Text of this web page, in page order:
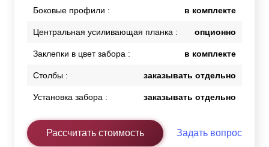
Боковые профили : в комплекте
Центральная усиливающая планка : опционно
Заклепки в цвет забора : в комплекте
Столбы : заказывать отдельно
Установка забора : заказывать отдельно
Рассчитать стоимость Задать вопрос